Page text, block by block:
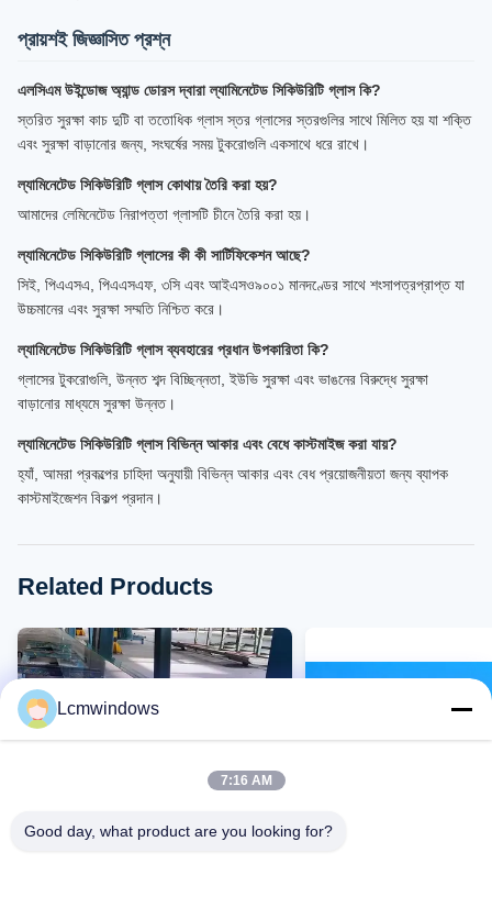
প্রায়শই জিজ্ঞাসিত প্রশ্ন
এলসিএম উইন্ডোজ অ্যান্ড ডোরস দ্বারা ল্যামিনেটেড সিকিউরিটি গ্লাস কি?
স্তরিত সুরক্ষা কাচ দুটি বা ততোধিক গ্লাস স্তর গ্লাসের স্তরগুলির সাথে মিলিত হয় যা শক্তি
এবং সুরক্ষা বাড়ানোর জন্য, সংঘর্ষের সময় টুকরোগুলি একসাথে ধরে রাখে।
ল্যামিনেটেড সিকিউরিটি গ্লাস কোথায় তৈরি করা হয়?
আমাদের লেমিনেটেড নিরাপত্তা গ্লাসটি চীনে তৈরি করা হয়।
ল্যামিনেটেড সিকিউরিটি গ্লাসের কী কী সার্টিফিকেশন আছে?
সিই, পিএএসএ, পিএএসএফ, ৩সি এবং আইএসও৯০০১ মানদণ্ডের সাথে শংসাপত্রপ্রাপ্ত যা
উচ্চমানের এবং সুরক্ষা সম্মতি নিশ্চিত করে।
ল্যামিনেটেড সিকিউরিটি গ্লাস ব্যবহারের প্রধান উপকারিতা কি?
গ্লাসের টুকরোগুলি, উন্নত শব্দ বিচ্ছিন্নতা, ইউভি সুরক্ষা এবং ভাঙনের বিরুদ্ধে সুরক্ষা
বাড়ানোর মাধ্যমে সুরক্ষা উন্নত।
ল্যামিনেটেড সিকিউরিটি গ্লাস বিভিন্ন আকার এবং বেধে কাস্টমাইজ করা যায়?
হ্যাঁ, আমরা প্রকল্পের চাহিদা অনুযায়ী বিভিন্ন আকার এবং বেধ প্রয়োজনীয়তা জন্য ব্যাপক
কাস্টমাইজেশন বিকল্প প্রদান।
Related Products
Lcmwindows
7:16 AM
Good day, what product are you looking for?